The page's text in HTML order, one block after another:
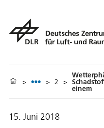
> > 2 >
einem
15. Juni 2018